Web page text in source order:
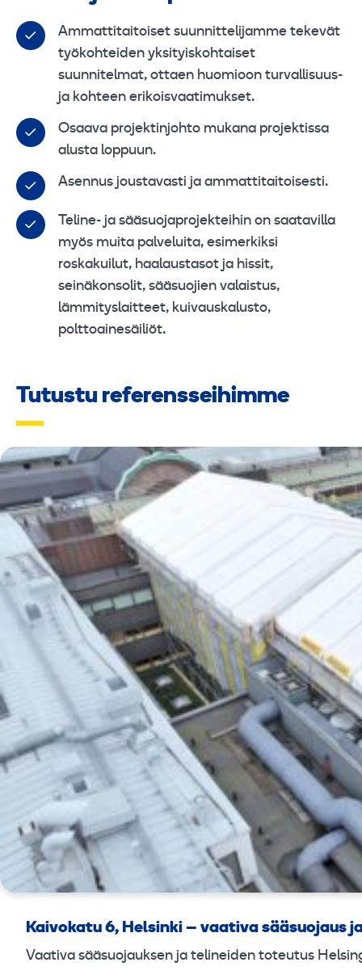
Ammattitaitoiset suunnittelijamme tekevät
työkohteiden yksityiskohtaiset
suunnitelmat, ottaen huomioon turvallisuus-
ja kohteen erikoisvaatimukset.
Osaava projektinjohto mukana projektissa
alusta loppuun.
Asennus joustavasti ja ammattitaitoisesti.
Teline- ja sääsuojaprojekteihin on saatavilla
myös muita palveluita, esimerkiksi
roskakuilut, haalaustasot ja hissit,
seinäkonsolit, sääsuojien valaistus,
lämmityslaitteet, kuivauskalusto,
polttoainesäiliöt.
Tutustu referensseihimme
Kaivokatu 6, Helsinki – vaativa sääsuojaus
Vaativa sääsuojauksen ja telineiden toteutus
RAKENTAMINEN